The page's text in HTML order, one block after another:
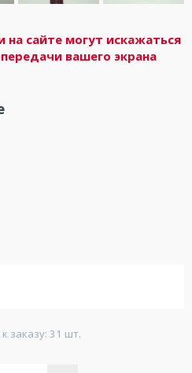
сайте могут искажаться
вашего экрана
заказу: 31 шт.